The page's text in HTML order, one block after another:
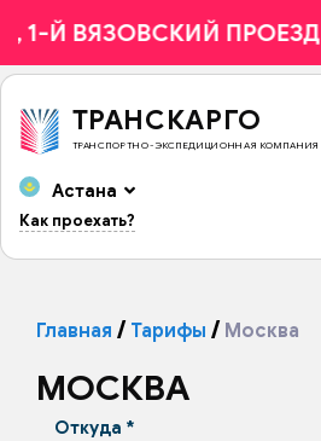
ВЯЗОВСКИЙ ПРОЕЗД, 4С6.
ТРАНСКАРГО
ТРАНСПОРТНО-ЭКСПЕДИЦИОННАЯ КОМПАНИЯ
Астана
Как проехать?
Главная Тарифы Москва
МОСКВА
Откуда *